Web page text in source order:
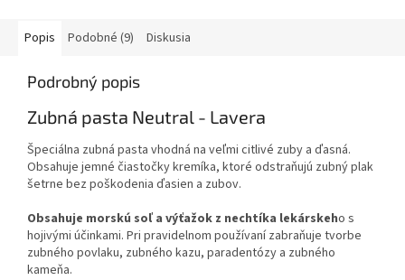
Popis Podobné (9) Diskusia
Podrobný popis
Zubná pasta Neutral - Lavera
Špeciálna zubná pasta vhodná na veľmi citlivé zuby a ďasná.
Obsahuje jemné čiastočky kremíka, ktoré odstraňujú zubný plak
šetrne bez poškodenia ďasien a zubov.
Obsahuje morskú soľ a výťažok z nechtíka lekárskeho s
hojivými účinkami. Pri pravidelnom používaní zabraňuje tvorbe
zubného povlaku, zubného kazu, paradentózy a zubného
kameňa.